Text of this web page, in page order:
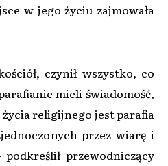
w jego życiu zajmowała
czynił wszystko, co
mieli świadomość,
religijnego jest parafia
przez wiarę i
podkreślił przewodniczący